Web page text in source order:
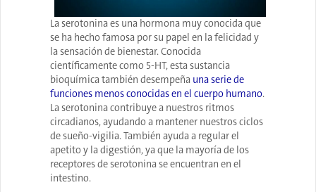
La serotonina es una hormona muy conocida que
se ha hecho famosa por su papel en la felicidad y
la sensación de bienestar. Conocida
científicamente como 5-HT, esta sustancia
bioquímica también desempeña una serie de
funciones menos conocidas en el cuerpo humano.
La serotonina contribuye a nuestros ritmos
circadianos, ayudando a mantener nuestros ciclos
de sueño-vigilia. También ayuda a regular el
apetito y la digestión, ya que la mayoría de los
receptores de serotonina se encuentran en el
intestino.